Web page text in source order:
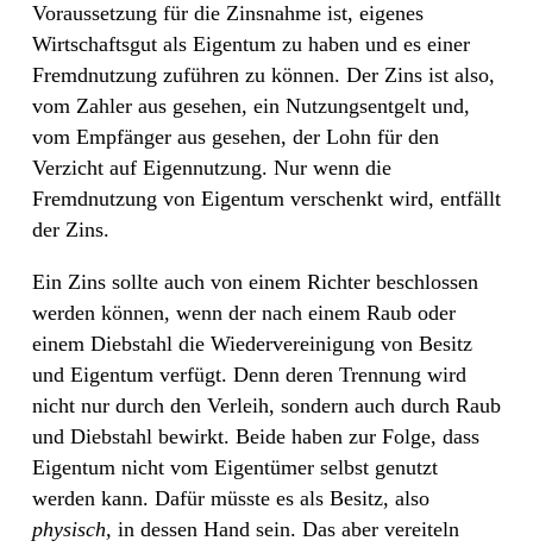
Voraussetzung für die Zinsnahme ist, eigenes
Wirtschaftsgut als Eigentum zu haben und es einer
Fremdnutzung zuführen zu können. Der Zins ist also,
vom Zahler aus gesehen, ein Nutzungsentgelt und,
vom Empfänger aus gesehen, der Lohn für den
Verzicht auf Eigennutzung. Nur wenn die
Fremdnutzung von Eigentum verschenkt wird, entfällt
der Zins.
Ein Zins sollte auch von einem Richter beschlossen
werden können, wenn der nach einem Raub oder
einem Diebstahl die Wiedervereinigung von Besitz
und Eigentum verfügt. Denn deren Trennung wird
nicht nur durch den Verleih, sondern auch durch Raub
und Diebstahl bewirkt. Beide haben zur Folge, dass
Eigentum nicht vom Eigentümer selbst genutzt
werden kann. Dafür müsste es als Besitz, also
physisch, in dessen Hand sein. Das aber vereiteln